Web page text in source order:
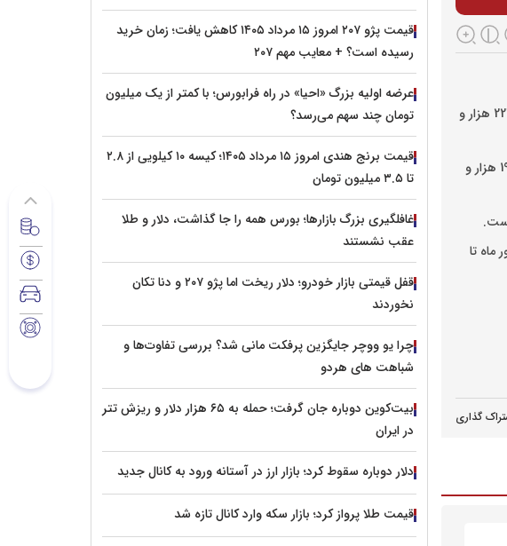
(امامی) طرح پیش‌فروش بانک مرکزی با سال ضرب 1386، معادل 832 میلیون و 224 هزار و
سکه تمام‌بهار آزادی (امامی) با سال ضرب 1386 و با موعد تحویل 30 آذرماه ماه 1404 به قیمت مقطوع 441 میلیون و 195 هزار و
واریز وجه از ساعت 8 روز پنج شنبه مورخ 13 شهریور ماه تا
گذاری
قیمت پژو ۲۰۷ امروز ۱۵ مرداد ۱۴۰۵ کاهش یافت؛ زمان خرید
رسیده است؟ + معایب مهم ۲۰۷
عرضه اولیه بزرگ «احیا» در راه فرابورس؛ با کمتر از یک میلیون
تومان چند سهم می‌رسد؟
قیمت برنج هندی امروز ۱۵ مرداد ۱۴۰۵؛ کیسه ۱۰ کیلویی از ۲.۸
تا ۳.۵ میلیون تومان
غافلگیری بزرگ بازارها؛ بورس همه را جا گذاشت، دلار و طلا
عقب نشستند
قفل قیمتی بازار خودرو؛ دلار ریخت اما پژو ۲۰۷ و دنا تکان
نخوردند
چرا یو ووچر جایگزین پرفکت مانی شد؟ بررسی تفاوت‌ها و
شباهت های هردو
بیت‌کوین دوباره جان گرفت؛ حمله به ۶۵ هزار دلار و ریزش تتر
در ایران
دلار دوباره سقوط کرد؛ بازار ارز در آستانه ورود به کانال جدید
قیمت طلا پرواز کرد؛ بازار سکه وارد کانال تازه شد